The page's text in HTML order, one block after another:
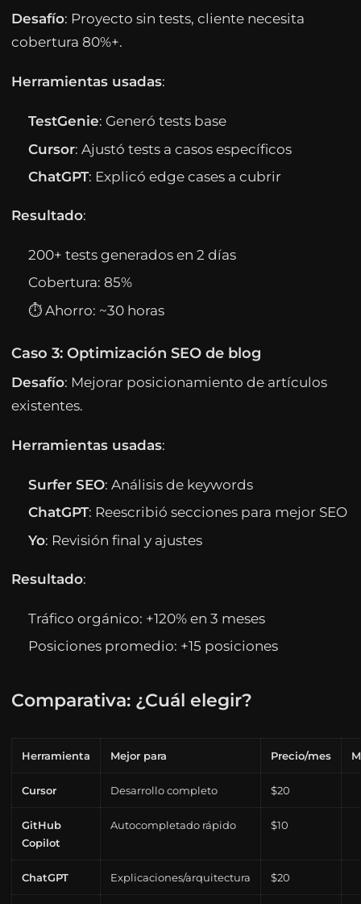
Desafío: Proyecto sin tests, cliente necesita
cobertura 80%+.
Herramientas usadas:
TestGenie: Generó tests base
Cursor: Ajustó tests a casos específicos
ChatGPT: Explicó edge cases a cubrir
Resultado:
200+ tests generados en 2 días
Cobertura: 85%
⏱ Ahorro: ~30 horas
Caso 3: Optimización SEO de blog
Desafío: Mejorar posicionamiento de artículos
existentes.
Herramientas usadas:
Surfer SEO: Análisis de keywords
ChatGPT: Reescribió secciones para mejor SEO
Yo: Revisión final y ajustes
Resultado:
Tráfico orgánico: +120% en 3 meses
Posiciones promedio: +15 posiciones
Comparativa: ¿Cuál elegir?
Herramienta Mejor para Precio/mes
Cursor Desarrollo completo $20
GitHub
Copilot
Autocompletado rápido $10
ChatGPT Explicaciones/arquitectura $20